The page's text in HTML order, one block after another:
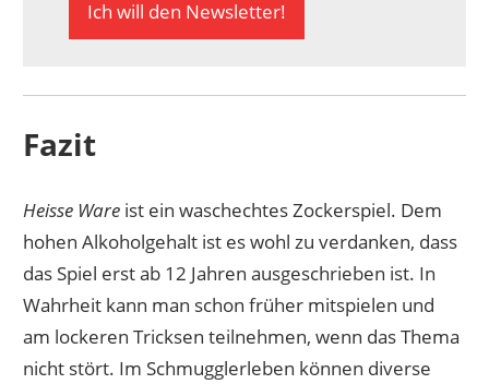
Ich will den Newsletter!
Fazit
Heisse Ware ist ein waschechtes Zockerspiel. Dem
hohen Alkoholgehalt ist es wohl zu verdanken, dass
das Spiel erst ab 12 Jahren ausgeschrieben ist. In
Wahrheit kann man schon früher mitspielen und
am lockeren Tricksen teilnehmen, wenn das Thema
nicht stört. Im Schmugglerleben können diverse